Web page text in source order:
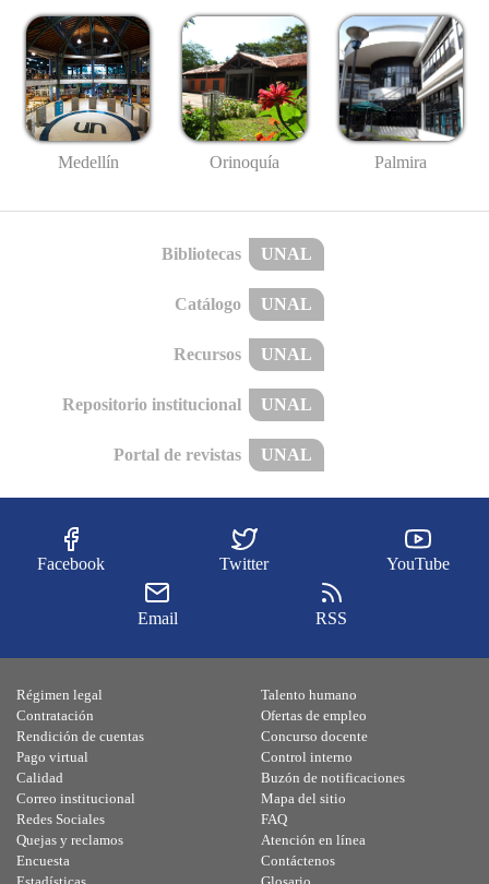
Medellín Orinoquía Palmira
Bibliotecas UNAL
Catálogo UNAL
Recursos UNAL
Repositorio institucional UNAL
Portal de revistas UNAL
Facebook Twitter YouTube
Email RSS
Régimen legal
Contratación
Rendición de cuentas
Pago virtual
Calidad
Talento humano
Ofertas de empleo
Concurso docente
Control interno
Buzón de notificaciones
Correo institucional
Redes Sociales
Quejas y reclamos
Encuesta
Mapa del sitio
FAQ
Atención en línea
Contáctenos